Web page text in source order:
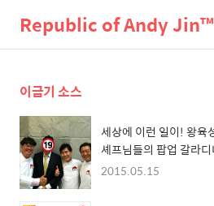
Republic of Andy Jin™
이금기 소스
세상에 이런 일이! 왕육
셰프님들의 팝업 갈라디
2015.05.15